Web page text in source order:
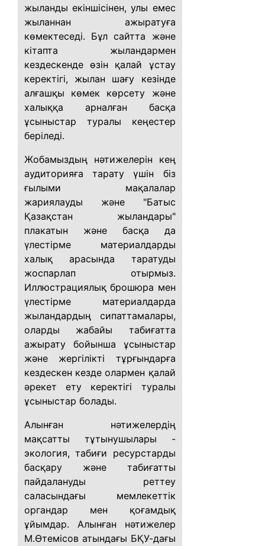
жыланды екіншісінен, улы емес
жыланнан ажыратуға
көмектеседі. Бұл сайтта және
кітапта жыландармен
кездескенде өзін қалай ұстау
керектігі, жылан шағу кезінде
алғашқы көмек көрсету және
халыққа арналған басқа
ұсыныстар туралы кеңестер
беріледі.
Жобамыздың нәтижелерін кең
аудиторияға тарату үшін біз
ғылыми мақалалар
жариялауды және "Батыс
Қазақстан жыландары"
плакатын және басқа да
үлестірме материалдарды
халық арасында таратуды
жоспарлап отырмыз.
Иллюстрациялық брошюра мен
үлестірме материалдарда
жыландардың сипаттамалары,
оларды жабайы табиғатта
ажырату бойынша ұсыныстар
және жергілікті тұрғындарға
кездескен кезде олармен қалай
әрекет ету керектігі туралы
ұсыныстар болады.
Алынған нәтижелердің
мақсатты тұтынушылары -
экология, табиғи ресурстарды
басқару және табиғатты
пайдалануды реттеу
саласындағы мемлекеттік
органдар мен қоғамдық
ұйымдар. Алынған нәтижелер
М.Өтемісов атындағы БҚУ-дағы